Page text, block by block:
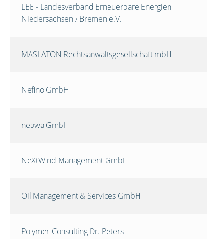
LEE - Landesverband Erneuerbare Energien
Niedersachsen / Bremen e.V.
MASLATON Rechtsanwaltsgesellschaft mbH
Nefino GmbH
neowa GmbH
NeXtWind Management GmbH
Oil Management & Services GmbH
Polymer-Consulting Dr. Peters